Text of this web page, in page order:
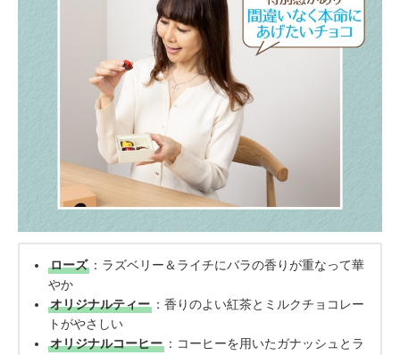
ローズ ：ラズベリー＆ライチにバラの香りが重なって華
やか
オリジナルティー ：香りのよい紅茶とミルクチョコレー
トがやさしい
オリジナルコーヒー ：コーヒーを用いたガナッシュとラ